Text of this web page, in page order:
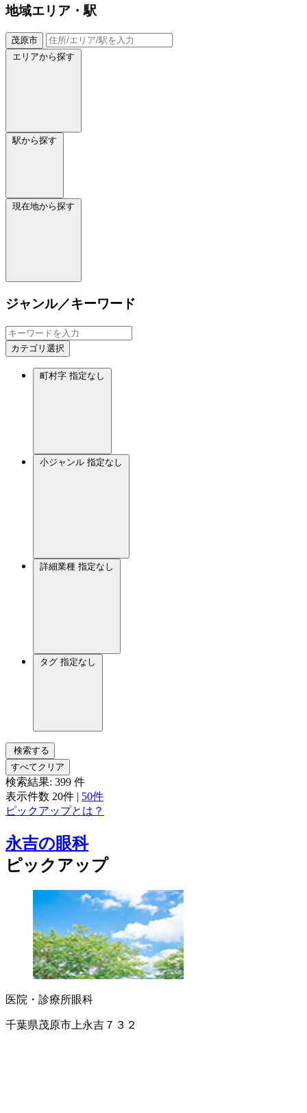
地域エリア・駅
茂原市
エリアから探す
駅から探す
現在地から探す
ジャンル／キーワード
カテゴリ選択
町村字 指定なし
小ジャンル 指定なし
詳細業種 指定なし
タグ 指定なし
検索する
すべてクリア
検索結果: 399 件
表示件数 20件 | 50件
ピックアップとは？
永吉の眼科
ピックアップ
医院・診療所眼科
千葉県茂原市上永吉７３２